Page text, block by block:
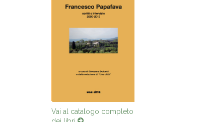
Vai al catalogo completo